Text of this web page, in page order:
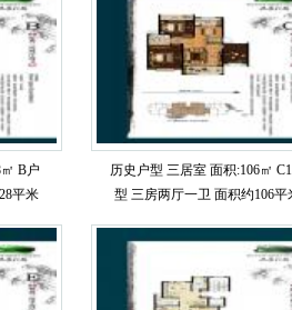
B户
平米
历史户型 三居室 面积:106㎡
型 三房两厅一卫 面积约106平